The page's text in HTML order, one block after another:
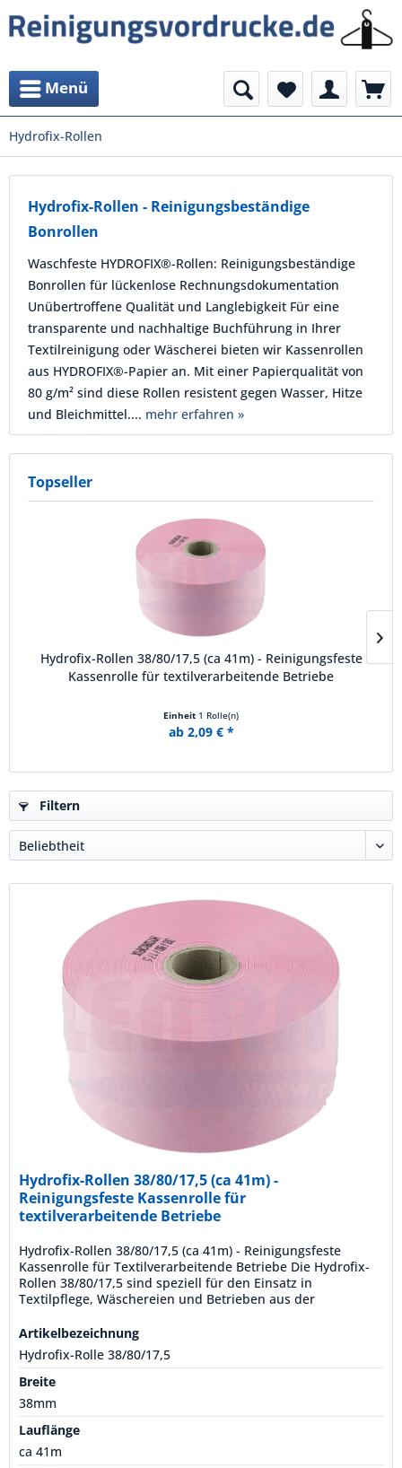
Menü
Hydrofix-Rollen
Hydrofix-Rollen - Reinigungsbeständige
Bonrollen
Waschfeste HYDROFIX®-Rollen: Reinigungsbeständige
Bonrollen für lückenlose Rechnungsdokumentation
Unübertroffene Qualität und Langlebigkeit Für eine
transparente und nachhaltige Buchführung in Ihrer
Textilreinigung oder Wäscherei bieten wir Kassenrollen
aus HYDROFIX®-Papier an. Mit einer Papierqualität von
80 g/m² sind diese Rollen resistent gegen Wasser, Hitze
und Bleichmittel.... mehr erfahren »
Topseller
Hydrofix-Rollen 38/80/17,5 (ca 41m) - Reinigungsfeste
Kassenrolle für textilverarbeitende Betriebe
Einheit 1 Rolle(n)
ab 2,09 € *
Filtern
Hydrofix-Rollen 38/80/17,5 (ca 41m) -
Reinigungsfeste Kassenrolle für
textilverarbeitende Betriebe
Hydrofix-Rollen 38/80/17,5 (ca 41m) - Reinigungsfeste
Kassenrolle für Textilverarbeitende Betriebe Die Hydrofix-
Rollen 38/80/17,5 sind speziell für den Einsatz in
Textilpflege, Wäschereien und Betrieben aus der
Metern und aus waschfestem HYDROFIX-Papier hergestellt,
sind diese Rollen eine zuverlässige und langlebige...
Artikelbezeichnung
Hydrofix-Rolle 38/80/17,5
Breite
38mm
Lauflänge
ca 41m